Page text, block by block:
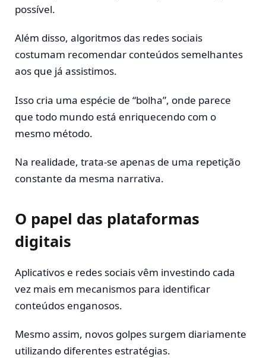
possível.
Além disso, algoritmos das redes sociais
costumam recomendar conteúdos semelhantes
aos que já assistimos.
Isso cria uma espécie de “bolha”, onde parece
que todo mundo está enriquecendo com o
mesmo método.
Na realidade, trata-se apenas de uma repetição
constante da mesma narrativa.
O papel das plataformas
digitais
Aplicativos e redes sociais vêm investindo cada
vez mais em mecanismos para identificar
conteúdos enganosos.
Mesmo assim, novos golpes surgem diariamente
utilizando diferentes estratégias.